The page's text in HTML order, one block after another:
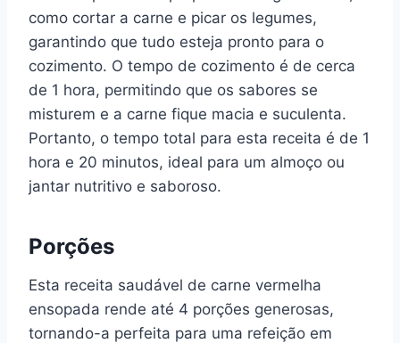
como cortar a carne e picar os legumes,
garantindo que tudo esteja pronto para o
cozimento. O tempo de cozimento é de cerca
de 1 hora, permitindo que os sabores se
misturem e a carne fique macia e suculenta.
Portanto, o tempo total para esta receita é de 1
hora e 20 minutos, ideal para um almoço ou
jantar nutritivo e saboroso.
Porções
Esta receita saudável de carne vermelha
ensopada rende até 4 porções generosas,
tornando-a perfeita para uma refeição em